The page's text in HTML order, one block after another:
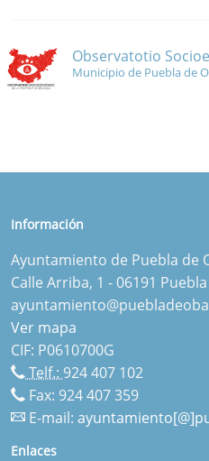
Observatotio
Municipio de Puebla de
Información
Ayuntamiento de Puebla de
Calle Arriba, 1 - 06191
Ver mapa
CIF: P0610700G
Telf.: 924 407 102
Fax: 924 407 359
E-mail:
Enlaces